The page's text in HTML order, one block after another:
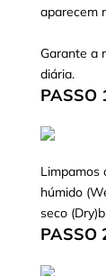
aparecem
Garante a
diária.
PASSO
Limpamos
húmido
seco
PASSO